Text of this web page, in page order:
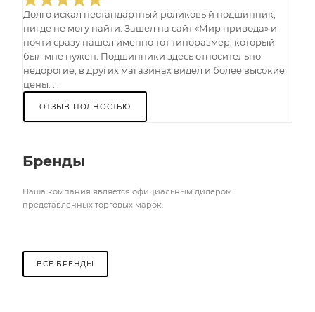
Долго искал нестандартный роликовый подшипник,
нигде не могу найти. Зашел на сайт «Мир привода» и
почти сразу нашел именно тот типоразмер, который
был мне нужен. Подшипники здесь относительно
недорогие, в других магазинах видел и более высокие
цены. ...
ОТЗЫВ ПОЛНОСТЬЮ
Бренды
Наша компания является официальным дилером
представленных торговых марок.
ВСЕ БРЕНДЫ